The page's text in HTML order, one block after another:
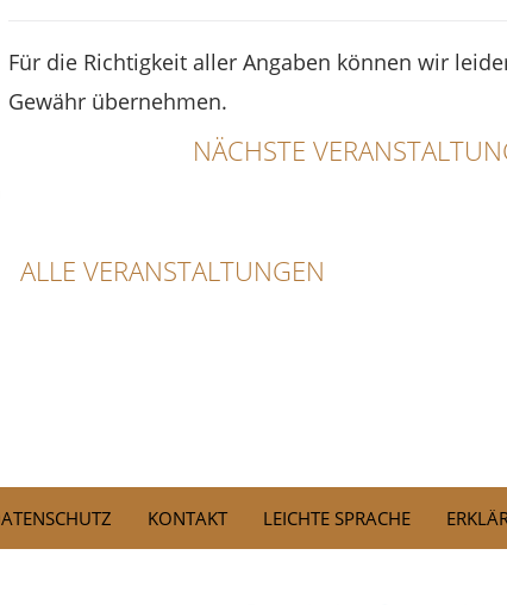
Für die Richtigkeit aller Angaben können wir
Gewähr übernehmen.
NÄCHSTE
ALLE VERANSTALTUNGEN
KONTAKT LEICHTE SPRACHE